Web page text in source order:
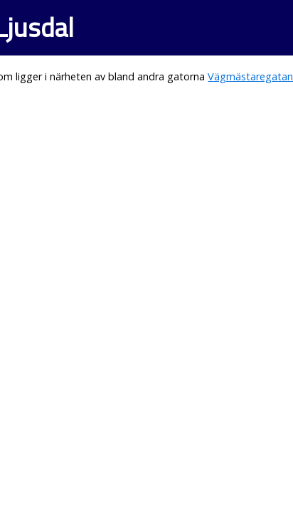
ligger i närheten av bland andra gatornaVägmästaregatan